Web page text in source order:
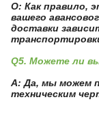
О: Как правило,
вашего
доставки
Q5. Можете ли
A: Да, мы можем
техническим